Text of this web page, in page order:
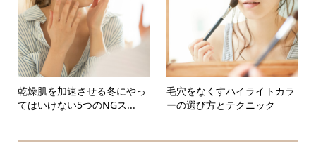
乾燥肌を加速させる冬にやっ
てはいけない5つのNGス...
毛穴をなくすハイライトカラ
ーの選び方とテクニック